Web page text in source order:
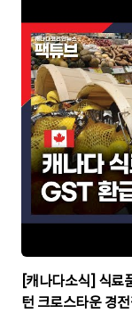
▶
[캐나다소식] 식료품
턴 크로스타운 경